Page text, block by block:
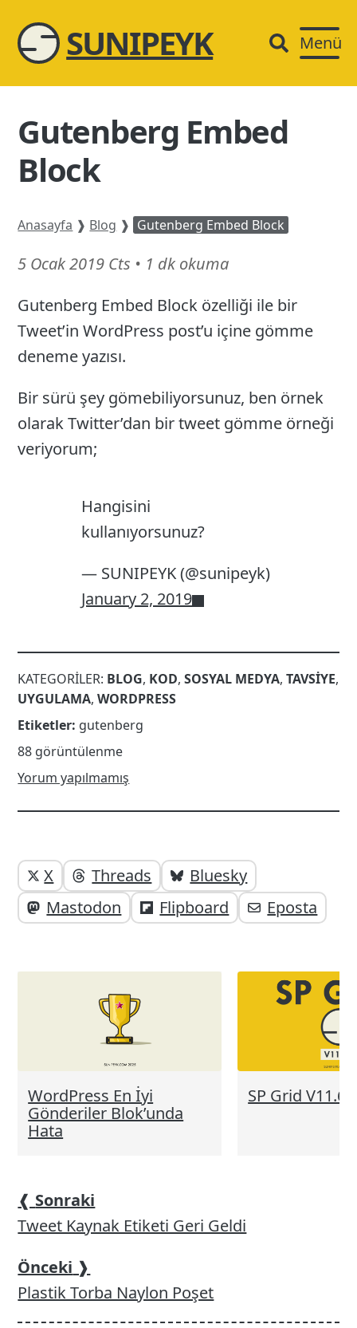
SUNIPEYK Menü
Gutenberg Embed
Block
Anasayfa ❱ Blog ❱ Gutenberg Embed Block
5 Ocak 2019 Cts 21
26
• 1 dk okuma
Gutenberg Embed Block özelliği ile bir
Tweet’in WordPress post’u içine gömme
deneme yazısı.
Bir sürü şey gömebiliyorsunuz, ben örnek
olarak Twitter’dan bir tweet gömme örneği
veriyorum;
Hangisini
kullanıyorsunuz?
— SUNIPEYK (@sunipeyk)
January 2, 2019
KATEGORILER: BLOG, KOD,SOSYAL MEDYA,TAVSIYE,
UYGULAMA,WORDPRESS
Etiketler: gutenberg
88 görüntülenme
Yorum yapılmamış
Yazı
altı
elemanları
Yazıyı
paylaşabilirsiniz;
X Threads
Bluesky
Mastodon
Flipboard Eposta
WordPress En İyi
Gönderiler Blok’unda
Hata
SP Grid V11.6
❰ Sonraki
Tweet Kaynak Etiketi Geri Geldi
Önceki ❱
Plastik Torba Naylon Poşet